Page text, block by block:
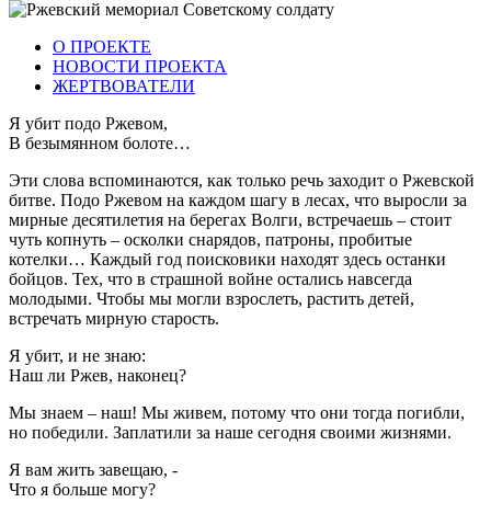
О ПРОЕКТЕ
НОВОСТИ ПРОЕКТА
ЖЕРТВОВАТЕЛИ
Я убит подо Ржевом,
В безымянном болоте…
Эти слова вспоминаются, как только речь заходит о Ржевской
битве. Подо Ржевом на каждом шагу в лесах, что выросли за
мирные десятилетия на берегах Волги, встречаешь – стоит
чуть копнуть – осколки снарядов, патроны, пробитые
котелки… Каждый год поисковики находят здесь останки
бойцов. Тех, что в страшной войне остались навсегда
молодыми. Чтобы мы могли взрослеть, растить детей,
встречать мирную старость.
Я убит, и не знаю:
Наш ли Ржев, наконец?
Мы знаем – наш! Мы живем, потому что они тогда погибли,
но победили. Заплатили за наше сегодня своими жизнями.
Я вам жить завещаю, -
Что я больше могу?